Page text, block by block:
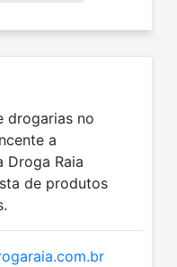
drogarias no
a
Droga Raia
de produtos